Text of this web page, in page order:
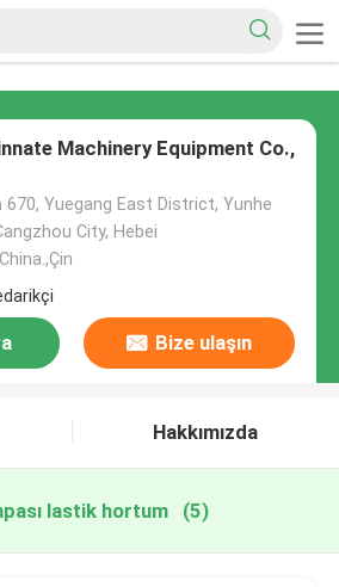
Machinery Equipment Co.,
670, Yuegang East District, Yunhe
City, Hebei
Bize ulaşın
Hakkımızda
lastik hortum (5)